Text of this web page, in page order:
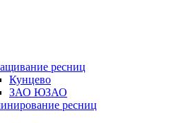
ресниц
Кунцево
ЗАО ЮЗАО
ресниц